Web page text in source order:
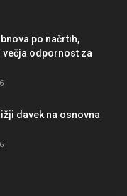
po načrtih,
odpornost za
davek na osnovna